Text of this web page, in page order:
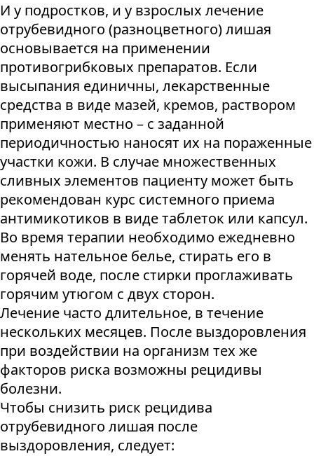
И у подростков, и у взрослых лечение
отрубевидного (разноцветного) лишая
основывается на применении
противогрибковых препаратов. Если
высыпания единичны, лекарственные
средства в виде мазей, кремов, раствором
применяют местно – с заданной
периодичностью наносят их на пораженные
участки кожи. В случае множественных
сливных элементов пациенту может быть
рекомендован курс системного приема
антимикотиков в виде таблеток или капсул.
Во время терапии необходимо ежедневно
менять нательное белье, стирать его в
горячей воде, после стирки проглаживать
горячим утюгом с двух сторон.
Лечение часто длительное, в течение
нескольких месяцев. После выздоровления
при воздействии на организм тех же
факторов риска возможны рецидивы
болезни.
Чтобы снизить риск рецидива
отрубевидного лишая после
выздоровления, следует: